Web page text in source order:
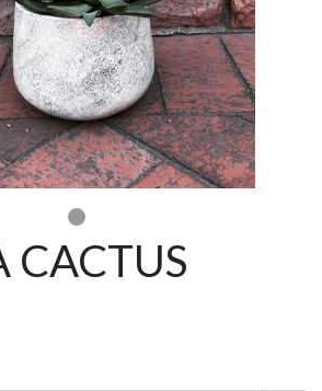
CACTUS